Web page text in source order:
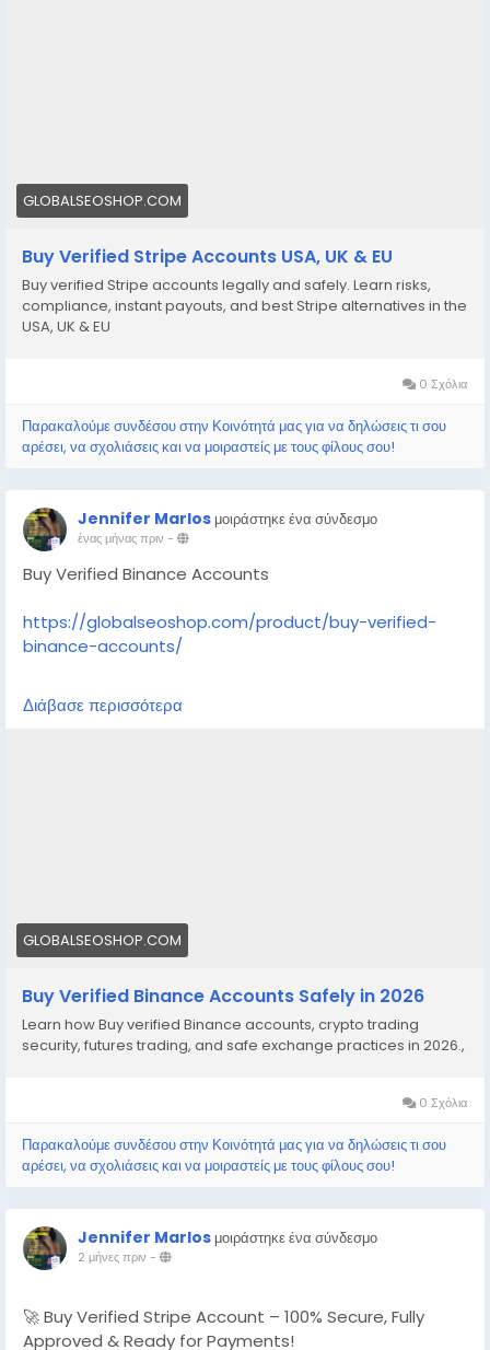
#GlobalSEOShop#InstantPayout
GLOBALSEOSHOP.COM
Buy Verified Stripe Accounts USA, UK & EU
Buy verified Stripe accounts legally and safely. Learn risks,
compliance, instant payouts, and best Stripe alternatives in the
USA, UK & EU
0 Σχόλια
Παρακαλούμε συνδέσου στην Κοινότητά μας για να δηλώσεις τι σου
αρέσει, να σχολιάσεις και να μοιραστείς με τους φίλους σου!
Jennifer Marlos μοιράστηκε ένα σύνδεσμο
ένας μήνας πριν -
Buy Verified Binance Accounts
https://globalseoshop.com/product/buy-verified-
binance-accounts/
On the off chance that you need more data simply
thump us-
#BinanceTrading
#GlobalSEOshop
#CryptoExchange
Διάβασε περισσότερα
GLOBALSEOSHOP.COM
Buy Verified Binance Accounts Safely in 2026
Learn how Buy verified Binance accounts, crypto trading
security, futures trading, and safe exchange practices in 2026.,
0 Σχόλια
Παρακαλούμε συνδέσου στην Κοινότητά μας για να δηλώσεις τι σου
αρέσει, να σχολιάσεις και να μοιραστείς με τους φίλους σου!
Jennifer Marlos μοιράστηκε ένα σύνδεσμο
2 μήνες πριν -
🚀 Buy Verified Stripe Account – 100% Secure, Fully
Approved & Ready for Payments!